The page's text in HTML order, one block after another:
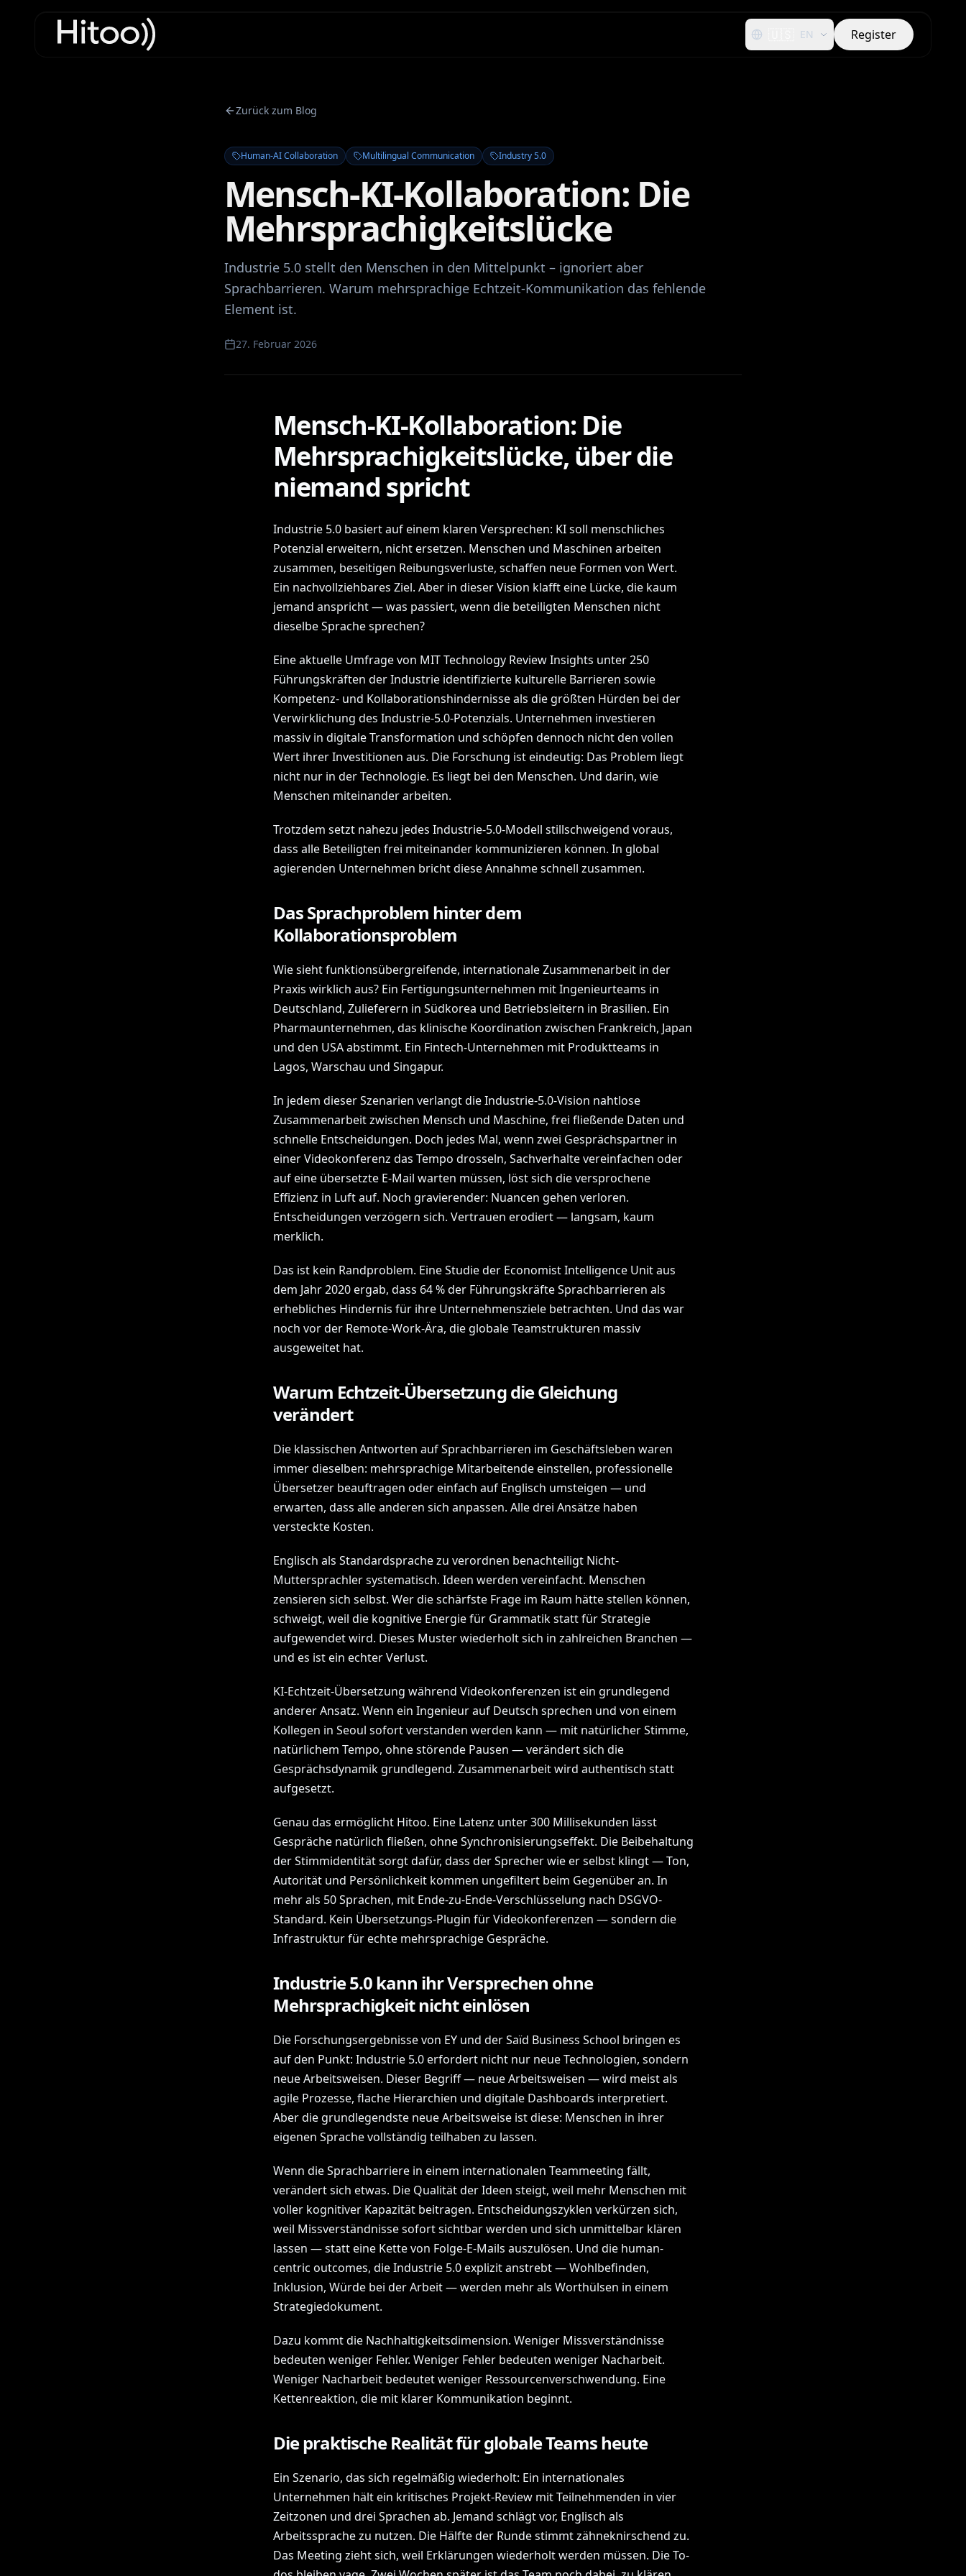
EN Register
Zurück zum Blog
Human-AI Collaboration Multilingual Communication Industry 5.0
Mensch-KI-Kollaboration: Die
Mehrsprachigkeitslücke
Industrie 5.0 stellt den Menschen in den Mittelpunkt – ignoriert aber
Sprachbarrieren. Warum mehrsprachige Echtzeit-Kommunikation das fehlende
Element ist.
27. Februar 2026
Mensch-KI-Kollaboration: Die
Mehrsprachigkeitslücke, über die
niemand spricht
Industrie 5.0 basiert auf einem klaren Versprechen: KI soll menschliches
Potenzial erweitern, nicht ersetzen. Menschen und Maschinen arbeiten
zusammen, beseitigen Reibungsverluste, schaffen neue Formen von Wert.
Ein nachvollziehbares Ziel. Aber in dieser Vision klafft eine Lücke, die kaum
jemand anspricht — was passiert, wenn die beteiligten Menschen nicht
dieselbe Sprache sprechen?
Eine aktuelle Umfrage von MIT Technology Review Insights unter 250
Führungskräften der Industrie identifizierte kulturelle Barrieren sowie
Kompetenz- und Kollaborationshindernisse als die größten Hürden bei der
Verwirklichung des Industrie-5.0-Potenzials. Unternehmen investieren
massiv in digitale Transformation und schöpfen dennoch nicht den vollen
Wert ihrer Investitionen aus. Die Forschung ist eindeutig: Das Problem liegt
nicht nur in der Technologie. Es liegt bei den Menschen. Und darin, wie
Menschen miteinander arbeiten.
Trotzdem setzt nahezu jedes Industrie-5.0-Modell stillschweigend voraus,
dass alle Beteiligten frei miteinander kommunizieren können. In global
agierenden Unternehmen bricht diese Annahme schnell zusammen.
Das Sprachproblem hinter dem
Kollaborationsproblem
Wie sieht funktionsübergreifende, internationale Zusammenarbeit in der
Praxis wirklich aus? Ein Fertigungsunternehmen mit Ingenieurteams in
Deutschland, Zulieferern in Südkorea und Betriebsleitern in Brasilien. Ein
Pharmaunternehmen, das klinische Koordination zwischen Frankreich, Japan
und den USA abstimmt. Ein Fintech-Unternehmen mit Produktteams in
Lagos, Warschau und Singapur.
In jedem dieser Szenarien verlangt die Industrie-5.0-Vision nahtlose
Zusammenarbeit zwischen Mensch und Maschine, frei fließende Daten und
schnelle Entscheidungen. Doch jedes Mal, wenn zwei Gesprächspartner in
einer Videokonferenz das Tempo drosseln, Sachverhalte vereinfachen oder
auf eine übersetzte E-Mail warten müssen, löst sich die versprochene
Effizienz in Luft auf. Noch gravierender: Nuancen gehen verloren.
Entscheidungen verzögern sich. Vertrauen erodiert — langsam, kaum
merklich.
Das ist kein Randproblem. Eine Studie der Economist Intelligence Unit aus
dem Jahr 2020 ergab, dass 64 % der Führungskräfte Sprachbarrieren als
erhebliches Hindernis für ihre Unternehmensziele betrachten. Und das war
noch vor der Remote-Work-Ära, die globale Teamstrukturen massiv
ausgeweitet hat.
Warum Echtzeit-Übersetzung die Gleichung
verändert
Die klassischen Antworten auf Sprachbarrieren im Geschäftsleben waren
immer dieselben: mehrsprachige Mitarbeitende einstellen, professionelle
Übersetzer beauftragen oder einfach auf Englisch umsteigen — und
erwarten, dass alle anderen sich anpassen. Alle drei Ansätze haben
versteckte Kosten.
Englisch als Standardsprache zu verordnen benachteiligt Nicht-
Muttersprachler systematisch. Ideen werden vereinfacht. Menschen
zensieren sich selbst. Wer die schärfste Frage im Raum hätte stellen können,
schweigt, weil die kognitive Energie für Grammatik statt für Strategie
aufgewendet wird. Dieses Muster wiederholt sich in zahlreichen Branchen —
und es ist ein echter Verlust.
KI-Echtzeit-Übersetzung während Videokonferenzen ist ein grundlegend
anderer Ansatz. Wenn ein Ingenieur auf Deutsch sprechen und von einem
Kollegen in Seoul sofort verstanden werden kann — mit natürlicher Stimme,
natürlichem Tempo, ohne störende Pausen — verändert sich die
Gesprächsdynamik grundlegend. Zusammenarbeit wird authentisch statt
aufgesetzt.
Genau das ermöglicht Hitoo. Eine Latenz unter 300 Millisekunden lässt
Gespräche natürlich fließen, ohne Synchronisierungseffekt. Die Beibehaltung
der Stimmidentität sorgt dafür, dass der Sprecher wie er selbst klingt — Ton,
Autorität und Persönlichkeit kommen ungefiltert beim Gegenüber an. In
mehr als 50 Sprachen, mit Ende-zu-Ende-Verschlüsselung nach DSGVO-
Standard. Kein Übersetzungs-Plugin für Videokonferenzen — sondern die
Infrastruktur für echte mehrsprachige Gespräche.
Industrie 5.0 kann ihr Versprechen ohne
Mehrsprachigkeit nicht einlösen
Die Forschungsergebnisse von EY und der Saïd Business School bringen es
auf den Punkt: Industrie 5.0 erfordert nicht nur neue Technologien, sondern
neue Arbeitsweisen. Dieser Begriff — neue Arbeitsweisen — wird meist als
agile Prozesse, flache Hierarchien und digitale Dashboards interpretiert.
Aber die grundlegendste neue Arbeitsweise ist diese: Menschen in ihrer
eigenen Sprache vollständig teilhaben zu lassen.
Wenn die Sprachbarriere in einem internationalen Teammeeting fällt,
verändert sich etwas. Die Qualität der Ideen steigt, weil mehr Menschen mit
voller kognitiver Kapazität beitragen. Entscheidungszyklen verkürzen sich,
weil Missverständnisse sofort sichtbar werden und sich unmittelbar klären
lassen — statt eine Kette von Folge-E-Mails auszulösen. Und die human-
centric outcomes, die Industrie 5.0 explizit anstrebt — Wohlbefinden,
Inklusion, Würde bei der Arbeit — werden mehr als Worthülsen in einem
Strategiedokument.
Dazu kommt die Nachhaltigkeitsdimension. Weniger Missverständnisse
bedeuten weniger Fehler. Weniger Fehler bedeuten weniger Nacharbeit.
Weniger Nacharbeit bedeutet weniger Ressourcenverschwendung. Eine
Kettenreaktion, die mit klarer Kommunikation beginnt.
Die praktische Realität für globale Teams heute
Ein Szenario, das sich regelmäßig wiederholt: Ein internationales
Unternehmen hält ein kritisches Projekt-Review mit Teilnehmenden in vier
Zeitzonen und drei Sprachen ab. Jemand schlägt vor, Englisch als
Arbeitssprache zu nutzen. Die Hälfte der Runde stimmt zähneknirschend zu.
Das Meeting zieht sich, weil Erklärungen wiederholt werden müssen. Die To-